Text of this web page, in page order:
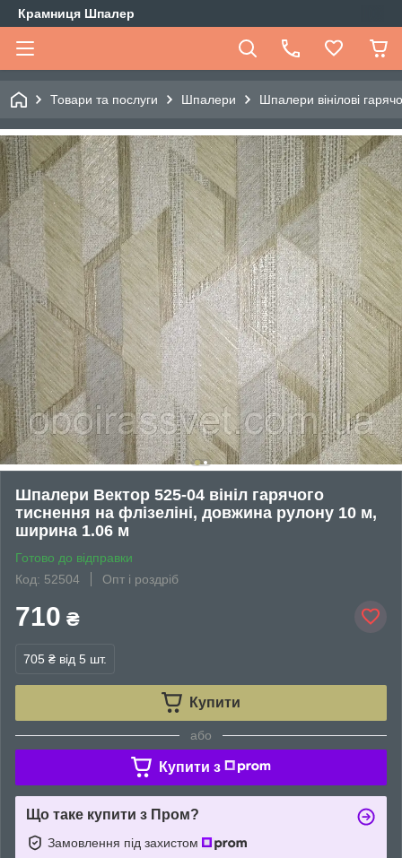
Крамниця Шпалер
Товари та послуги Шпалери Шпалери вінілові
Шпалери Вектор 525-04 вініл гарячого
тиснення на флізеліні, довжина рулону 10 м,
ширина 1.06 м
Готово до відправки
Код: 52504
Опт і роздріб
710 ₴
705 ₴ від 5 шт.
Купити
або
Купити з
Що таке купити з Пром?
Замовлення під захистом